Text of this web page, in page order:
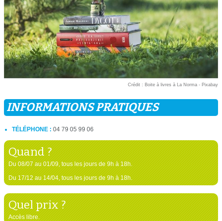
Crédit : Boite à livres à La Norma - Pixabay
INFORMATIONS PRATIQUES
TÉLÉPHONE : 04 79 05 99 06
Quand ?
Du 08/07 au 01/09, tous les jours de 9h à 18h.
Du 17/12 au 14/04, tous les jours de 9h à 18h.
Quel prix ?
Accès libre.